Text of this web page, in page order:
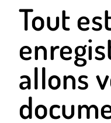
Tout
allons